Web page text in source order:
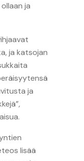
ja
ja katsojan
ja
lisää